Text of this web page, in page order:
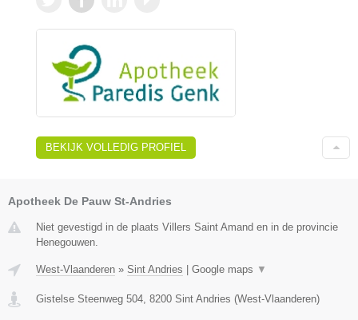
BEKIJK VOLLEDIG PROFIEL
Apotheek De Pauw St-Andries
Niet gevestigd in de plaats Villers Saint Amand en in de provincie
Henegouwen.
West-Vlaanderen » Sint Andries | Google maps ▼
Gistelse Steenweg 504 8200 Sint Andries (West-Vlaanderen)